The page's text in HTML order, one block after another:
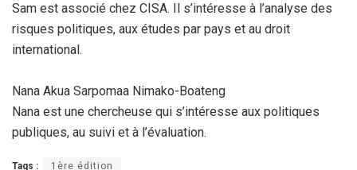
Sam est associé chez CISA. Il s’intéresse à l’analyse des
risques politiques, aux études par pays et au droit
international.
Nana Akua Sarpomaa Nimako-Boateng
Nana est une chercheuse qui s’intéresse aux politiques
publiques, au suivi et à l’évaluation.
Tags : 1ère édition